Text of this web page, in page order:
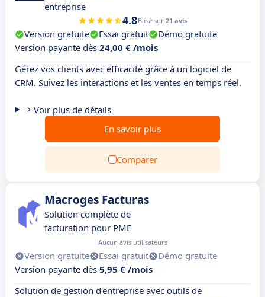
entreprise
4.8Basé sur 21 avis
Version gratuite Essai gratuit
Démo gratuite
Version payante dès 24,00 € /mois
Gérez vos clients avec efficacité grâce à un logiciel de
CRM. Suivez les interactions et les ventes en temps réel.
Voir plus de détails
En savoir plus
Comparer
Macroges Facturas
Solution complète de
facturation pour PME
Aucun avis utilisateurs
Version gratuite Essai gratuit
Démo gratuite
Version payante dès 5,95 € /mois
Solution de gestion d'entreprise avec outils de